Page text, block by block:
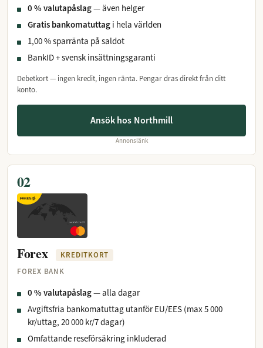
0 % valutapåslag— även helger
Gratis bankomatuttag i hela världen
1,00 % sparränta på saldot
BankID + svensk insättningsgaranti
Debetkort — ingen kredit, ingen ränta. Pengar dras direkt från ditt
konto.
Ansök hos Northmill
Annonslänk
02
Forex
KREDITKORT
FOREX BANK
0 % valutapåslag— alla dagar
Avgiftsfria bankomatuttag utanför EU/EES (max 5 000
kr/uttag, 20 000 kr/7 dagar)
Omfattande reseförsäkring inkluderad